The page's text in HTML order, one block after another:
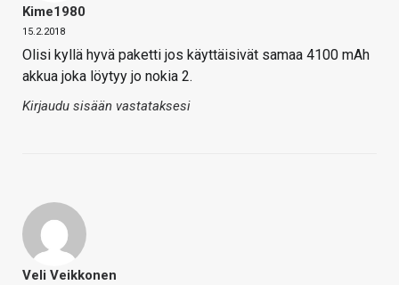
Kime1980
15.2.2018
Olisi kyllä hyvä paketti jos käyttäisivät samaa 4100 mAh
akkua joka löytyy jo nokia 2.
Kirjaudu sisään vastataksesi
Veli Veikkonen